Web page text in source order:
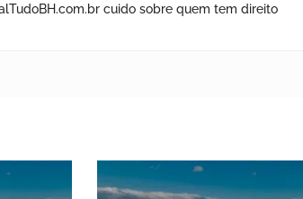
cuido sobre quem tem direito